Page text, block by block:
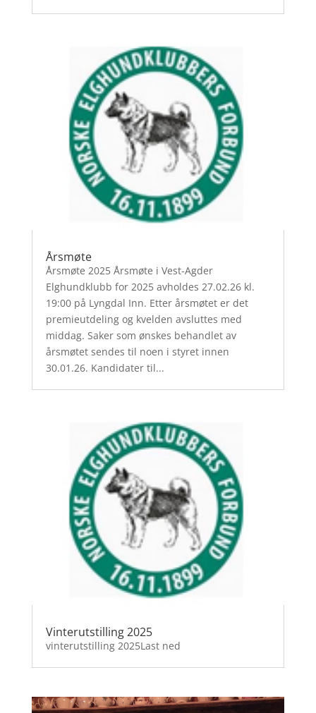
Årsmøte
Årsmøte 2025 Årsmøte i Vest-Agder
Elghundklubb for 2025 avholdes 27.02.26 kl.
19:00 på Lyngdal Inn. Etter årsmøtet er det
premieutdeling og kvelden avsluttes med
middag. Saker som ønskes behandlet av
årsmøtet sendes til noen i styret innen
30.01.26. Kandidater til...
Vinterutstilling 2025
vinterutstilling 2025Last ned